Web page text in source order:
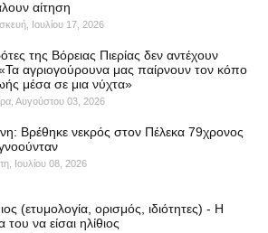
αίτηση
Ιουλίου 17, 2026
της Βόρειας Πιερίας δεν αντέχουν
αγριογούρουνα μας παίρνουν τον κόπο
μέσα σε μια νύχτα»
Αυγούστου 03, 2026
Βρέθηκε νεκρός στον Πέλεκα 79χρονος
Ιουλίου 08, 2026
(ετυμολογία, ορισμός, ιδιότητες) - Η
του να είσαι ηλίθιος